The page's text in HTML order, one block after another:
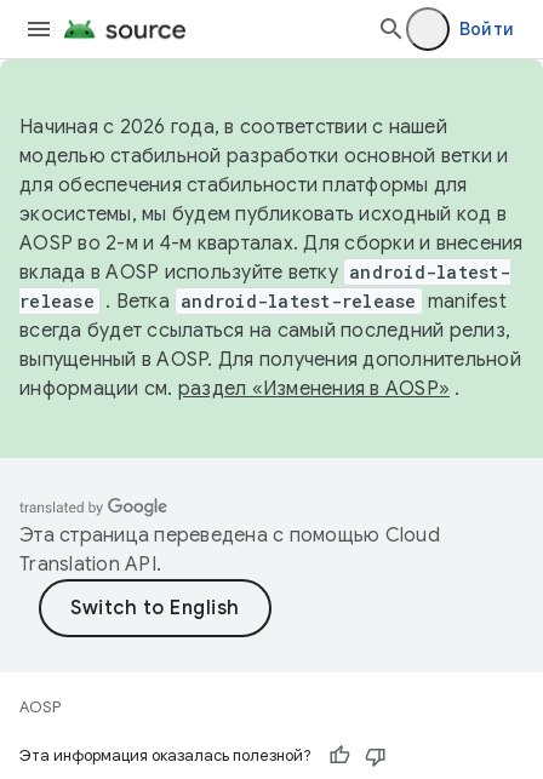
Войти
Начиная с 2026 года, в соответствии с нашей
моделью стабильной разработки основной ветки и
для обеспечения стабильности платформы для
экосистемы, мы будем публиковать исходный код в
AOSP во 2-м и 4-м кварталах. Для сборки и внесения
вклада в AOSP используйте ветку android-latest-
release . Ветка android-latest-release manifest
всегда будет ссылаться на самый последний релиз,
выпущенный в AOSP. Для получения дополнительной
информации см. раздел «Изменения в AOSP» .
Эта страница переведена с помощью Cloud
Translation API.
AOSP
Эта информация оказалась полезной?